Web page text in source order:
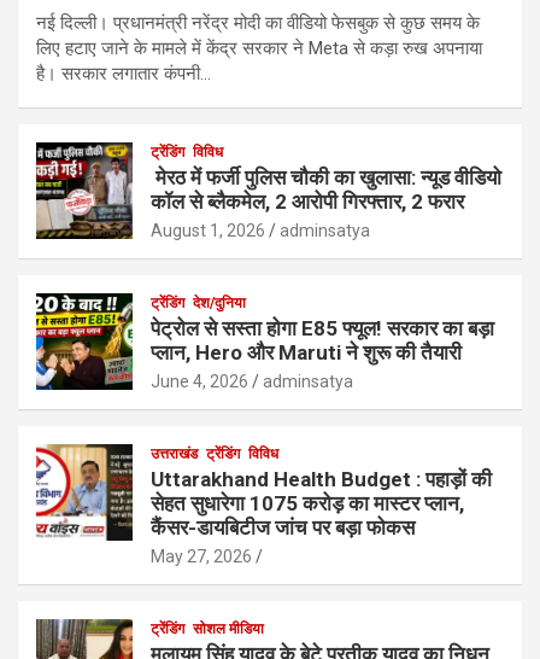
नई दिल्ली। प्रधानमंत्री नरेंद्र मोदी का वीडियो फेसबुक से कुछ समय के
लिए हटाए जाने के मामले में केंद्र सरकार ने Meta से कड़ा रुख अपनाया
है। सरकार लगातार कंपनी…
ट्रेंडिंग विविध
मेरठ में फर्जी पुलिस चौकी का खुलासा: न्यूड वीडियो
कॉल से ब्लैकमेल, 2 आरोपी गिरफ्तार, 2 फरार
August 1, 2026 adminsatya
ट्रेंडिंग देश/दुनिया
पेट्रोल से सस्ता होगा E85 फ्यूल! सरकार का बड़ा
प्लान, Hero और Maruti ने शुरू की तैयारी
June 4, 2026 adminsatya
उत्तराखंड ट्रेंडिंग विविध
Uttarakhand Health Budget : पहाड़ों की
सेहत सुधारेगा 1075 करोड़ का मास्टर प्लान,
कैंसर-डायबिटीज जांच पर बड़ा फोकस
May 27, 2026
ट्रेंडिंग सोशल मीडिया
मुलायम सिंह यादव के बेटे प्रतीक यादव का निधन,